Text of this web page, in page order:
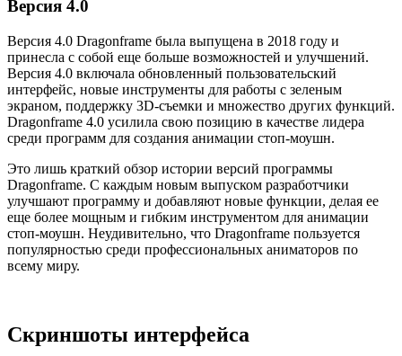
Версия 4.0
Версия 4.0 Dragonframe была выпущена в 2018 году и
принесла с собой еще больше возможностей и улучшений.
Версия 4.0 включала обновленный пользовательский
интерфейс, новые инструменты для работы с зеленым
экраном, поддержку 3D-съемки и множество других функций.
Dragonframe 4.0 усилила свою позицию в качестве лидера
среди программ для создания анимации стоп-моушн.
Это лишь краткий обзор истории версий программы
Dragonframe. С каждым новым выпуском разработчики
улучшают программу и добавляют новые функции, делая ее
еще более мощным и гибким инструментом для анимации
стоп-моушн. Неудивительно, что Dragonframe пользуется
популярностью среди профессиональных аниматоров по
всему миру.
Скриншоты интерфейса